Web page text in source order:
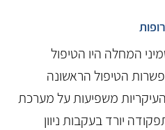
המחלה היו הטיפול
הטיפול הראשונה
משפיעות על מערכת
יורד בעקבות ניוון